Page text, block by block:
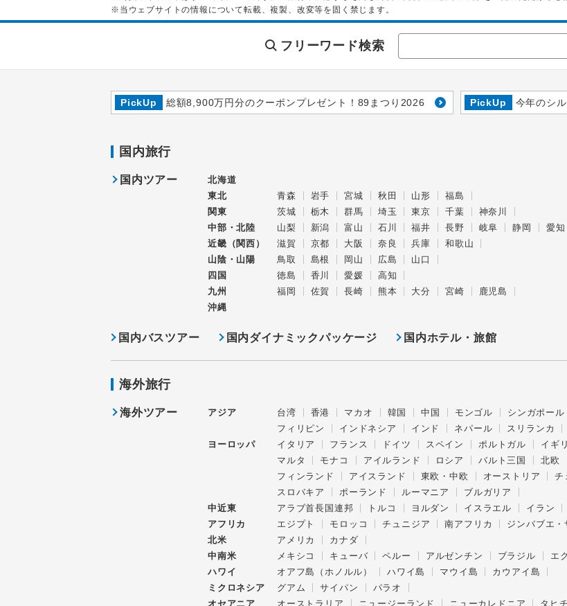
※当ウェブサイトの情報について転載、複製、改変等を固く禁じます。
フリーワード検索
PickUp 総額8,900万円分のクーポンプレゼント！89まつり2026 PickUp 今年のシ
国内旅行
国内ツアー
北海道
東北
青森 岩手 宮城 秋田 山形
福島
関東
茨城 栃木 群馬 埼玉 東京 千葉
神奈川
中部・北陸
山梨 新潟 富山 石川 福井 長野 岐阜 静岡 愛知
近畿（関西）
滋賀 京都 大阪 奈良 兵庫
和歌山
山陰・山陽
鳥取 島根 岡山 広島
山口
四国
徳島 香川 愛媛
高知
九州
福岡 佐賀 長崎 熊本 大分 宮崎
鹿児島
沖縄
国内バスツアー 国内ダイナミックパッケージ 国内ホテル・旅館
海外旅行
海外ツアー アジア 台湾 香港 マカオ 韓国 中国 モンゴル シンガポール
フィリピン
インドネシア インド ネパール スリランカ
ヨーロッパ
イタリア フランス ドイツ スペイン ポルトガル イギ
マルタ
モナコ アイルランド ロシア バルト三国 北欧
フィンランド
アイスランド 東欧・中欧 オーストリア チ
スロバキア
ポーランド ルーマニア
ブルガリア
中近東
アラブ首長国連邦 トルコ ヨルダン イスラエル イラン
アフリカ
エジプト モロッコ チュニジア 南アフリカ ジンバブエ・
北米
アメリカ
カナダ
中南米
メキシコ キューバ ペルー アルゼンチン ブラジル エ
ハワイ
オアフ島（ホノルル） ハワイ島 マウイ島
カウアイ島
ミクロネシア
グアム サイパン
パラオ
オセアニア
オーストラリア ニュージーランド ニューカレドニア タヒチ